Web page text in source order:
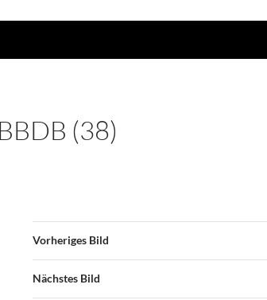
(38)
Vorheriges Bild
Nächstes Bild